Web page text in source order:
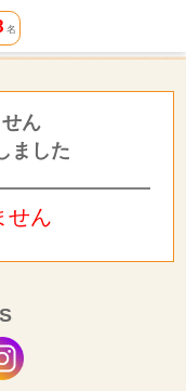
名
ん
ました
せん